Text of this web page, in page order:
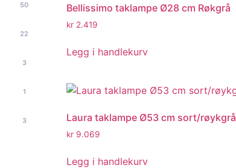
50
22
3
1
3
Bellissimo taklampe Ø28 cm Røkgrå
kr 2.419
Legg i handlekurv
Laura taklampe Ø53 cm sort/røykgrå
kr 9.069
Legg i handlekurv